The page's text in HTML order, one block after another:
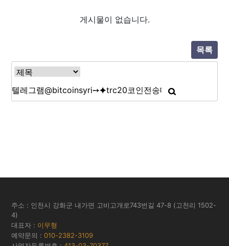
게시물이 없습니다.
목록
주소 : 인천시 강화군 내가면 고비고개로743번길 47-8 (고천리 1502-
4)
대표자 : 이무형
예약문의 :010-2382-3109